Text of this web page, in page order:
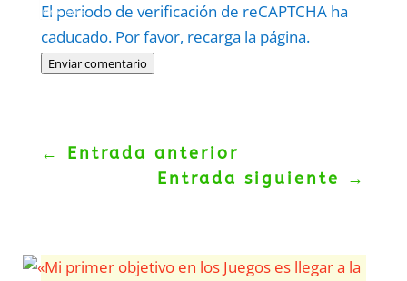
El periodo de verificación de reCAPTCHA ha
caducado. Por favor, recarga la página.
Enviar comentario
Politica–Términos.
← Entrada anterior
Entrada siguiente
→